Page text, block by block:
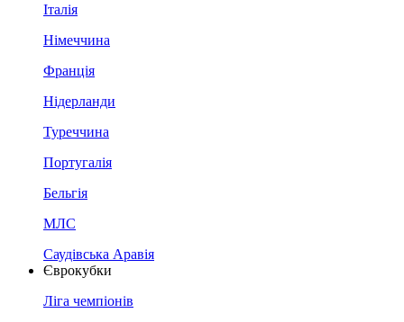
Італія
Німеччина
Франція
Нідерланди
Туреччина
Португалія
Бельгія
МЛС
Саудівська Аравія
Єврокубки
Ліга чемпіонів